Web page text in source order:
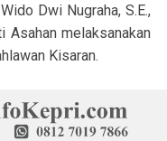
Dwi Nugraha, S.E.,
Asahan melaksanakan
Kisaran.